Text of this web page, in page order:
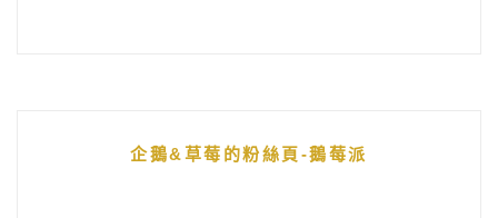
企鵝&草莓的粉絲頁-鵝莓派